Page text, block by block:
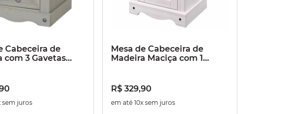
Cabeceira de
com 3 Gavetas
sem juros
Mesa de Cabeceira de
Madeira Maciça com 1
R$ 329,90
em até10x sem juros